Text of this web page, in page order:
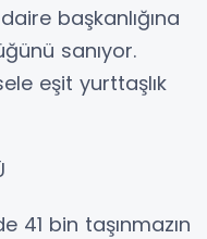
başkanlığına
sanıyor.
eşit yurttaşlık
41 bin taşınmazın